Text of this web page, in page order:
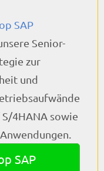
SAP
Senior-
zur
und
4HANA sowie
SAP